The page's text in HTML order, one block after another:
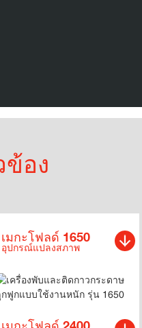
อง
เมกะโฟลด์ 1650
อุปกรณ์แปลงสภาพ